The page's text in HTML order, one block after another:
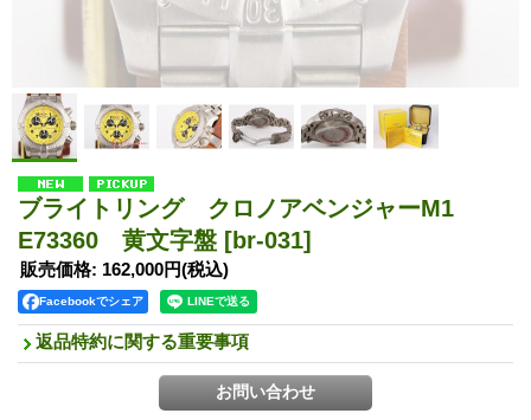
ブライトリング クロノアベンジャーM1
E73360 黄文字盤 [br-031]
販売価格: 162,000円(税込)
Facebookでシェア
返品特約に関する重要事項